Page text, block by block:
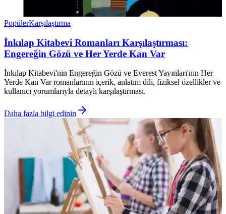
PopülerKarşılaştırma
İnkılap Kitabevi Romanları Karşılaştırması:
Engereğin Gözü ve Her Yerde Kan Var
İnkılap Kitabevi'nin Engereğin Gözü ve Everest Yayınları'nın Her
Yerde Kan Var romanlarının içerik, anlatım dili, fiziksel özellikler ve
kullanıcı yorumlarıyla detaylı karşılaştırması.
Daha fazla bilgi edinin